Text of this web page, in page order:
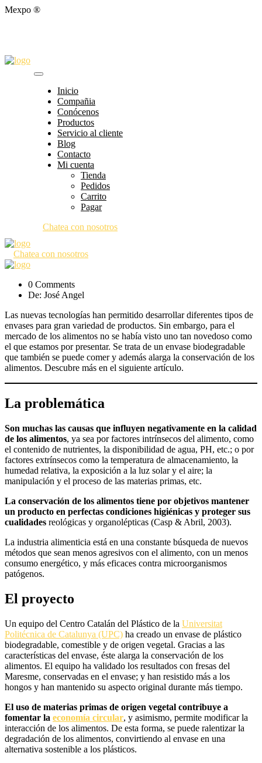
Mexpo ®
Inicio
Compañia
Conócenos
Productos
Servicio al cliente
Blog
Contacto
Mi cuenta
Tienda
Pedidos
Carrito
Pagar
Chatea con nosotros
Chatea con nosotros
0 Comments
De: José Angel
Las nuevas tecnologías han permitido desarrollar diferentes tipos de
envases para gran variedad de productos. Sin embargo, para el
mercado de los alimentos no se había visto uno tan novedoso como
el que estamos por presentar. Se trata de un envase biodegradable
que también se puede comer y además alarga la conservación de los
alimentos. Descubre más en el siguiente artículo.
La problemática
Son muchas las causas que influyen negativamente en la calidad
de los alimentos, ya sea por factores intrínsecos del alimento, como
el contenido de nutrientes, la disponibilidad de agua, PH, etc.; o por
factores extrínsecos como la temperatura de almacenamiento, la
humedad relativa, la exposición a la luz solar y el aire; la
manipulación y el proceso de las materias primas, etc.
La conservación de los alimentos tiene por objetivos mantener
un producto en perfectas condiciones higiénicas y proteger sus
cualidades reológicas y organolépticas (Casp & Abril, 2003).
La industria alimenticia está en una constante búsqueda de nuevos
métodos que sean menos agresivos con el alimento, con un menos
consumo energético, y más eficaces contra microorganismos
patógenos.
El proyecto
Un equipo del Centro Catalán del Plástico de la Universitat
Politécnica de Catalunya (UPC) ha creado un envase de plástico
biodegradable, comestible y de origen vegetal. Gracias a las
características del envase, éste alarga la conservación de los
alimentos. El equipo ha validado los resultados con fresas del
Maresme, conservadas en el envase; y han resistido más a los
hongos y han mantenido su aspecto original durante más tiempo.
El uso de materias primas de origen vegetal contribuye a
fomentar la economía circular, y asimismo, permite modificar la
interacción de los alimentos. De esta forma, se puede ralentizar la
degradación de los alimentos, convirtiendo al envase en una
alternativa sostenible a los plásticos.